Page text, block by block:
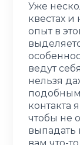
Уже
квестах
опыт в
ведут
нельзя
контакта
чтобы не
выпадать